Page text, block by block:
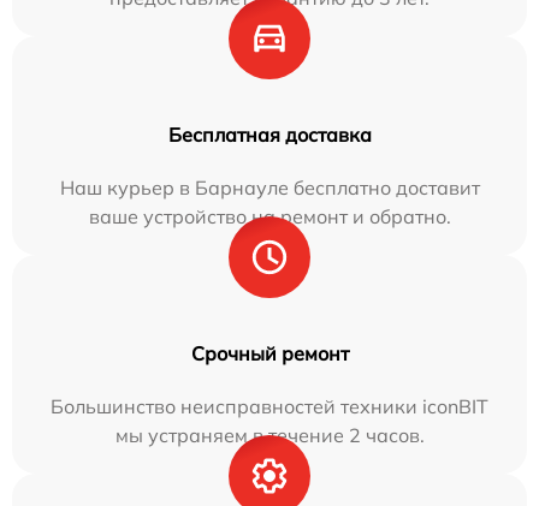
Бесплатная доставка
Наш курьер в Барнауле бесплатно доставит
ваше устройство на ремонт и обратно.
Срочный ремонт
Большинство неисправностей техники iconBIT
мы устраняем в течение 2 часов.